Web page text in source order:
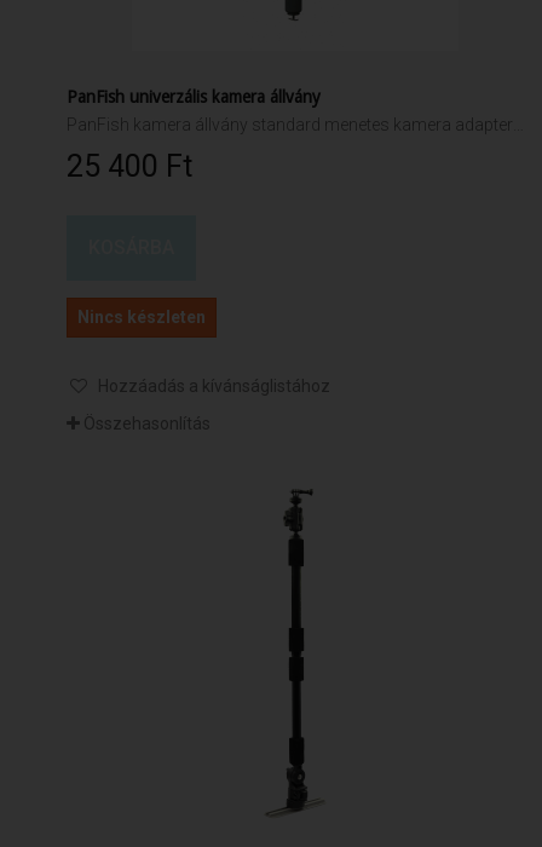
PanFish univerzális kamera állvány
25 400 Ft‎
Nincs készleten
Hozzáadás a kívánságlistához
Összehasonlítás